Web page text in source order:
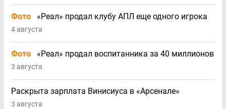
Фото «Реал» продал клубу АПЛ еще одного игрока
4 августа
Фото «Реал» продал воспитанника за 40 миллионов
3 августа
Раскрыта зарплата Винисиуса в «Арсенале»
3 августа